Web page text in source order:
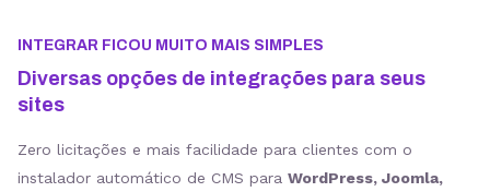
INTEGRAR FICOU MUITO MAIS SIMPLES
Diversas opções de integrações para seus
sites
Zero licitações e mais facilidade para clientes com o
instalador automático de CMS para WordPress, Joomla,